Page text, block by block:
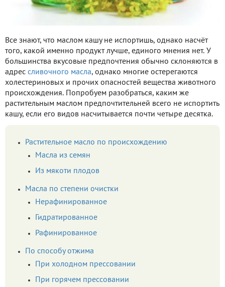
Все знают, что маслом кашу не испортишь, однако насчёт
того, какой именно продукт лучше, единого мнения нет. У
большинства вкусовые предпочтения обычно склоняются в
адрес сливочного масла, однако многие остерегаются
холестериновых и прочих опасностей вещества животного
происхождения. Попробуем разобраться, каким же
растительным маслом предпочтительней всего не испортить
кашу, если его видов насчитывается почти четыре десятка.
Растительное масло по происхождению
Масла из семян
Из мякоти плодов
Масла по степени очистки
Нерафинированное
Гидратированное
Рафинированное
По способу отжима
При холодном прессовании
При горячем прессовании